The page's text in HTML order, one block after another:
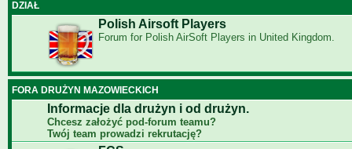
DZIAŁ
Polish Airsoft Players
Forum for Polish AirSoft Players in United Kingdom.
FORA DRUŻYN MAZOWIECKICH
Informacje dla drużyn i od drużyn.
Chcesz założyć pod-forum teamu?
Twój team prowadzi rekrutację?